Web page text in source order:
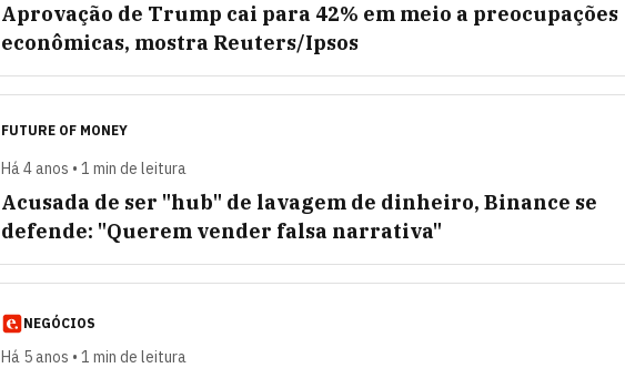
Aprovação de Trump cai para 42% em meio a preocupações
econômicas, mostra Reuters/Ipsos
FUTURE OF MONEY
Há 4 anos • 1 min de leitura
Acusada de ser "hub" de lavagem de dinheiro, Binance se
defende: "Querem vender falsa narrativa"
NEGÓCIOS
Há 5 anos • 1 min de leitura